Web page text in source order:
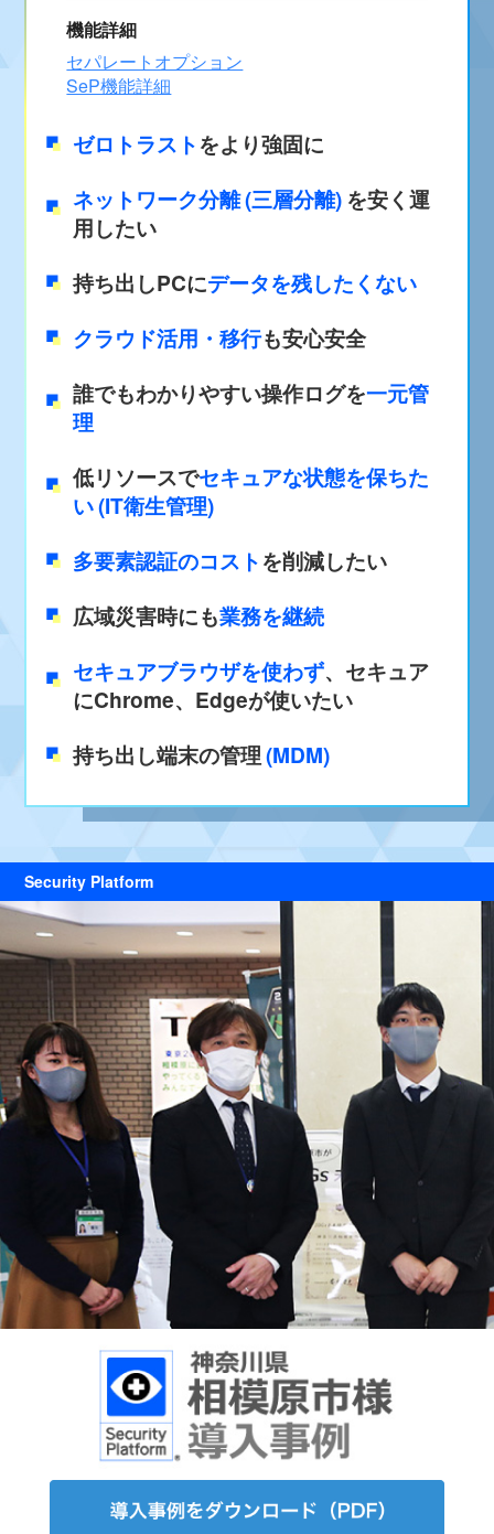
機能詳細
セパレートオプション
SeP機能詳細
ゼロトラストをより強固に
ネットワーク分離(三層分離) を安く運
用したい
持ち出しPCにデータを残したくない
クラウド活用・移行も安心安全
誰でもわかりやすい操作ログを一元管
理
低リソースでセキュアな状態を保ちた
い(IT衛生管理)
多要素認証のコストを削減したい
広域災害時にも業務を継続
セキュアブラウザを使わず、セキュア
にChrome、Edgeが使いたい
持ち出し端末の管理(MDM)
Security Platform